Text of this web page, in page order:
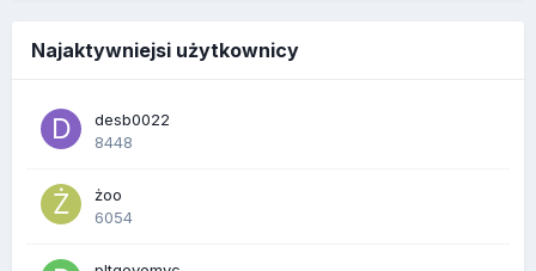
Najaktywniejsi użytkownicy
desb0022
8448
żoo
6054